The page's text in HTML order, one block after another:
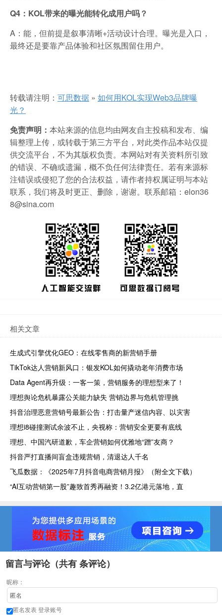
Q4：KOL带来的曝光能转化成用户吗？
A：能，但前提是叙事清晰+活动设计合理。曝光是入口，
最终还是要靠产品体验和社区氛围留住用户。
转载请注明： 可思数据 » 如何用KOL实现Web3品牌曝
光？
免责声明： 本站来源的信息均由网友自主投稿和发布、编
辑整理上传，或转载于第三方平台，对此类作品本站仅提
供交流平台，不为其版权负责。本网站对有关资料所引致
的错误、不确或遗漏，概不负任何法律责任。若有来源标
注错误或侵犯了您的合法权益，请作者持权属证明与本站
联系，我们将及时更正、删除，谢谢。联系邮箱：elon36
8@sina.com
相关文章
生成式引擎优化GEO：在线零售商的新营销手册
TikTok达人营销新风口：银发KOL如何撬动老年消费市场
Data Agent再升级：一客一策，营销服务的理想型来了！
理想舆论危机暴露公关能力缺失 营销边界与危机管理挑
抖音治理恶意营销号最新公告：打击量产迷信内容、以灾害
理想i8碰撞测试余波不止，央视称：营销安全更要有底线
理想、中国汽研道歉，车企营销如何优雅地“蹭”友商？
抖音严打直播间盲盒违规营销，清退达人千名
飞瓜数据：《2025年7月抖音电商营销月报》（附全文下载）
“AI互动营销第一股”趣致首秀再融资！3.2亿港元落地，直
留言与评论（共有条评论）
昵称：
匿名发表登录账号